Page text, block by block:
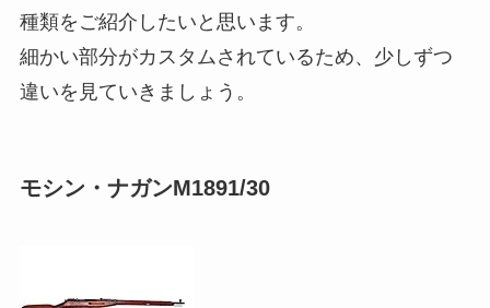
種類をご紹介したいと思います。
細かい部分がカスタムされているため、少しずつ
違いを見ていきましょう。
モシン・ナガンM1891/30